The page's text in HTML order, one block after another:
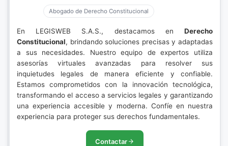
Abogado de Derecho Constitucional
En LEGISWEB S.A.S., destacamos en Derecho
Constitucional, brindando soluciones precisas y adaptadas
a sus necesidades. Nuestro equipo de expertos utiliza
asesorías virtuales avanzadas para resolver sus
inquietudes legales de manera eficiente y confiable.
Estamos comprometidos con la innovación tecnológica,
transformando el acceso a servicios legales y garantizando
una experiencia accesible y moderna. Confíe en nuestra
experiencia para proteger sus derechos fundamentales.
Contactar